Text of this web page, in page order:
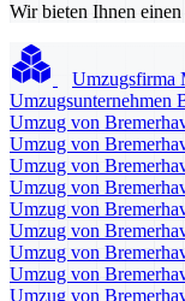
Wir bieten Ihnen
Umzugsfirma
Umzugsunternehmen
Umzug von
Umzug von
Umzug von
Umzug von
Umzug von
Umzug von
Umzug von
Umzug von
Umzug von